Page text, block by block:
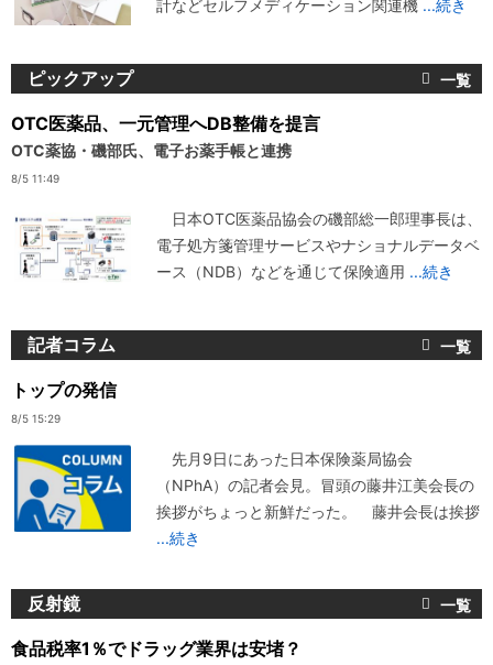
計などセルフメディケーション関連機 ...続き
ピックアップ
OTC医薬品、一元管理へDB整備を提言
OTC薬協・磯部氏、電子お薬手帳と連携
8/5 11:49
日本OTC医薬品協会の磯部総一郎理事長は、
電子処方箋管理サービスやナショナルデータベ
ース（NDB）などを通じて保険適用 ...続き
記者コラム
トップの発信
8/5 15:29
先月9日にあった日本保険薬局協会
（NPhA）の記者会見。冒頭の藤井江美会長の
挨拶がちょっと新鮮だった。 藤井会長は挨拶
...続き
反射鏡
食品税率1％でドラッグ業界は安堵？